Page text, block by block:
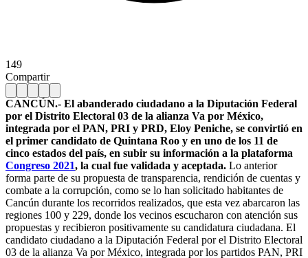
149
Compartir
CANCÚN.- El abanderado ciudadano a la Diputación Federal
por el Distrito Electoral 03 de la alianza Va por México,
integrada por el PAN, PRI y PRD, Eloy Peniche, se convirtió en
el primer candidato de Quintana Roo y en uno de los 11 de
cinco estados del país, en subir su información a la plataforma
Congreso 2021, la cual fue validada y aceptada. Lo anterior
forma parte de su propuesta de transparencia, rendición de cuentas y
combate a la corrupción, como se lo han solicitado habitantes de
Cancún durante los recorridos realizados, que esta vez abarcaron las
regiones 100 y 229, donde los vecinos escucharon con atención sus
propuestas y recibieron positivamente su candidatura ciudadana. El
candidato ciudadano a la Diputación Federal por el Distrito Electoral
03 de la alianza Va por México, integrada por los partidos PAN, PRI